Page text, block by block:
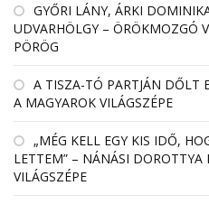
GYŐRI LÁNY, ÁRKI
UDVARHÖLGY – ÖRÖKMOZGÓ
PÖRÖG
A TISZA-TÓ PARTJÁN DŐLT
A MAGYAROK VILÁGSZÉPE
„MÉG KELL EGY KIS IDŐ,
LETTEM” – NÁNÁSI DOROTTYA
VILÁGSZÉPE